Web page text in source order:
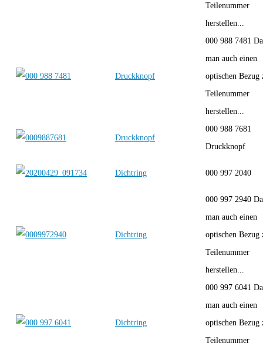
Teilenummer
herstellen...
Druckknopf
000 988 7481
man auch einen
optischen Bezug
Teilenummer
herstellen...
Druckknopf
000 988 7681
Druckknopf
Dichtring 000 997 2040
Dichtring
000 997 2940
man auch einen
optischen Bezug
Teilenummer
herstellen...
Dichtring
000 997 6041
man auch einen
optischen Bezug
Teilenummer